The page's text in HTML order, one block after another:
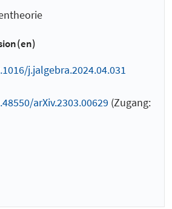
j.jalgebra.2024.04.031
arXiv.2303.00629 (Zugang: